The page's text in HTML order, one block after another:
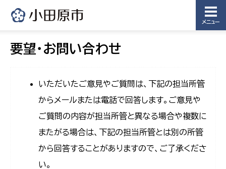
メニュー
要望・お問い合わせ
いただいたご意見やご質問は、下記の担当所管
からメールまたは電話で回答します。ご意見や
ご質問の内容が担当所管と異なる場合や複数に
またがる場合は、下記の担当所管とは別の所管
から回答することがありますので、ご了承くださ
い。